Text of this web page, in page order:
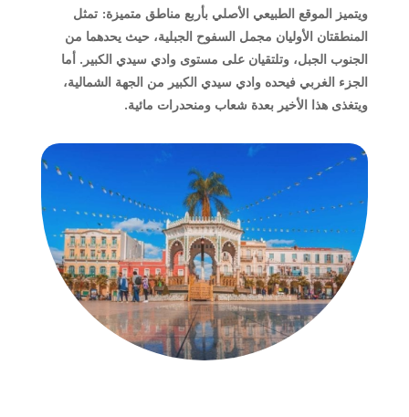
ويتميز الموقع الطبيعي الأصلي بأربع مناطق متميزة: تمثل
المنطقتان الأوليان مجمل السفوح الجبلية، حيث يحدهما من
الجنوب الجبل، وتلتقيان على مستوى وادي سيدي الكبير. أما
الجزء الغربي فيحده وادي سيدي الكبير من الجهة الشمالية،
ويتغذى هذا الأخير بعدة شعاب ومنحدرات مائية.